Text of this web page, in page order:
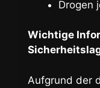
Drogen
Wichtige
Aufgrund der